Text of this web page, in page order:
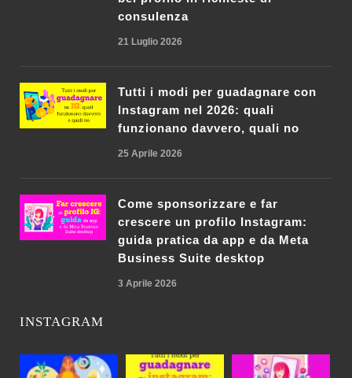
consulenza
21 Luglio 2026
Tutti i modi per guadagnare con
Instagram nel 2026: quali
funzionano davvero, quali no
25 Aprile 2026
Come sponsorizzare e far
crescere un profilo Instagram:
guida pratica da app e da Meta
Business Suite desktop
3 Aprile 2026
INSTAGRAM